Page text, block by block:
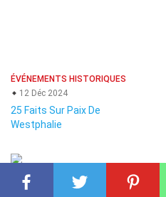
ÉVÉNEMENTS HISTORIQUES
12 Déc 2024
25 Faits Sur Paix De
Westphalie